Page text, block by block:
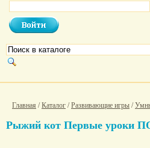
Главная /Каталог /Развивающие игры /
Рыжий кот Первые уроки